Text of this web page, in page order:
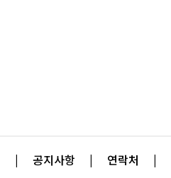
| 공지사항 | 연락처 |